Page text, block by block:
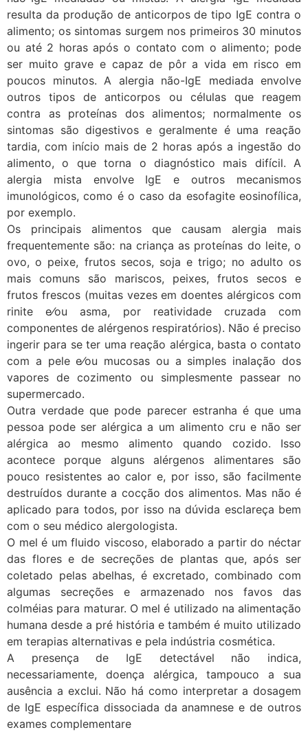
resulta da produção de anticorpos de tipo IgE contra o
alimento; os sintomas surgem nos primeiros 30 minutos
ou até 2 horas após o contato com o alimento; pode
ser muito grave e capaz de pôr a vida em risco em
poucos minutos. A alergia não-IgE mediada envolve
outros tipos de anticorpos ou células que reagem
contra as proteínas dos alimentos; normalmente os
sintomas são digestivos e geralmente é uma reação
tardia, com início mais de 2 horas após a ingestão do
alimento, o que torna o diagnóstico mais difícil. A
alergia mista envolve IgE e outros mecanismos
imunológicos, como é o caso da esofagite eosinofílica,
por exemplo.
Os principais alimentos que causam alergia mais
frequentemente são: na criança as proteínas do leite, o
ovo, o peixe, frutos secos, soja e trigo; no adulto os
mais comuns são mariscos, peixes, frutos secos e
frutos frescos (muitas vezes em doentes alérgicos com
rinite e⁄ou asma, por reatividade cruzada com
componentes de alérgenos respiratórios). Não é preciso
ingerir para se ter uma reação alérgica, basta o contato
com a pele e⁄ou mucosas ou a simples inalação dos
vapores de cozimento ou simplesmente passear no
supermercado.
Outra verdade que pode parecer estranha é que uma
pessoa pode ser alérgica a um alimento cru e não ser
alérgica ao mesmo alimento quando cozido. Isso
acontece porque alguns alérgenos alimentares são
pouco resistentes ao calor e, por isso, são facilmente
destruídos durante a cocção dos alimentos. Mas não é
aplicado para todos, por isso na dúvida esclareça bem
com o seu médico alergologista.
O mel é um fluido viscoso, elaborado a partir do néctar
das flores e de secreções de plantas que, após ser
coletado pelas abelhas, é excretado, combinado com
algumas secreções e armazenado nos favos das
colméias para maturar. O mel é utilizado na alimentação
humana desde a pré história e também é muito utilizado
em terapias alternativas e pela indústria cosmética.
A presença de IgE detectável não indica,
necessariamente, doença alérgica, tampouco a sua
ausência a exclui. Não há como interpretar a dosagem
de IgE específica dissociada da anamnese e de outros
exames complementare